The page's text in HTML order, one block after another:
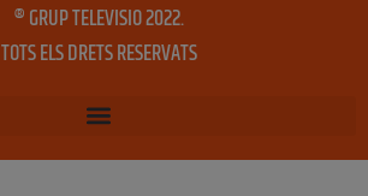
® GRUP TELEVISIO 2022.
TOTS ELS DRETS RESERVATS